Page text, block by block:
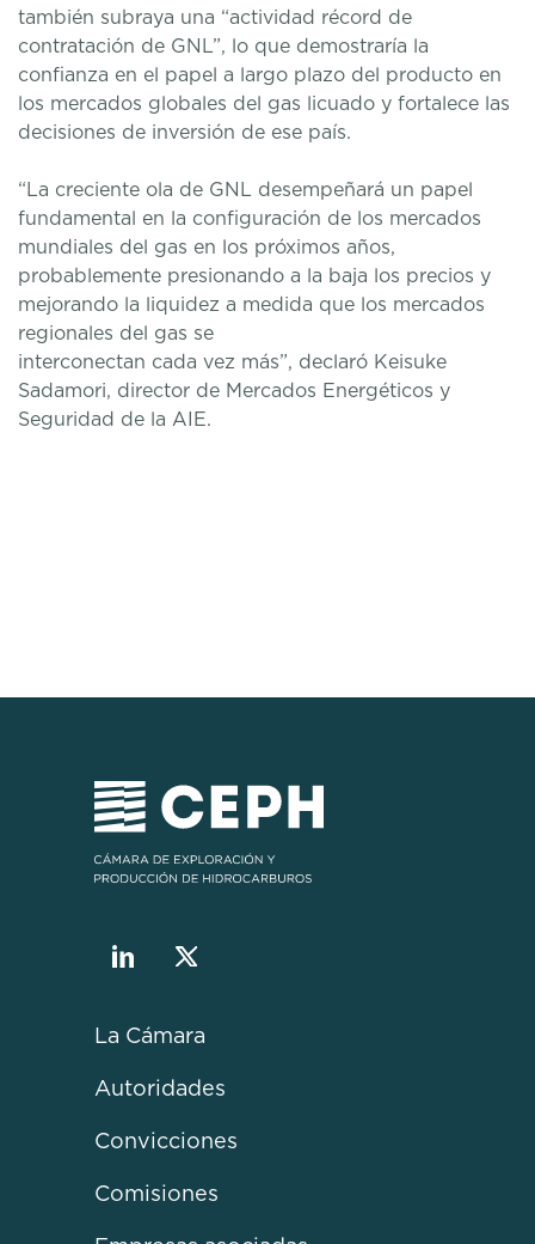
también subraya una “actividad récord de
contratación de GNL”, lo que demostraría la
confianza en el papel a largo plazo del producto en
los mercados globales del gas licuado y fortalece las
decisiones de inversión de ese país.
“La creciente ola de GNL desempeñará un papel
fundamental en la configuración de los mercados
mundiales del gas en los próximos años,
probablemente presionando a la baja los precios y
mejorando la liquidez a medida que los mercados
regionales del gas se
interconectan cada vez más”, declaró Keisuke
Sadamori, director de Mercados Energéticos y
Seguridad de la AIE.
La Cámara
Autoridades
Convicciones
Comisiones